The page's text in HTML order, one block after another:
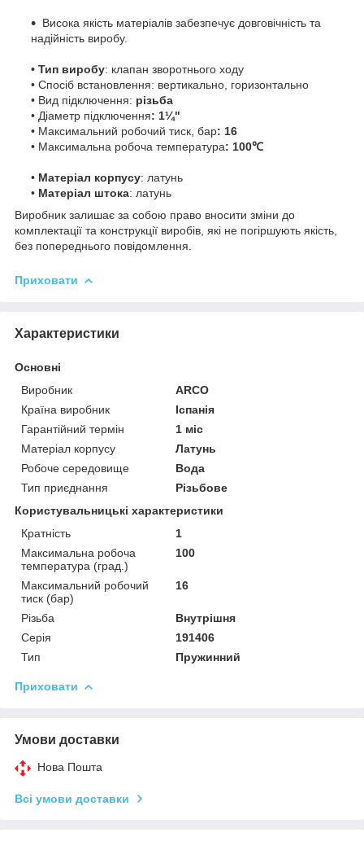
Висока якість матеріалів забезпечує довговічність та
надійність виробу.
• Тип виробу: клапан зворотнього ходу
• Спосіб встановлення: вертикально, горизонтально
• Вид підключення: різьба
• Діаметр підключення: 1¼"
• Максимальний робочий тиск, бар: 16
• Максимальна робоча температура: 100℃
• Матеріал корпусу: латунь
• Матеріал штока: латунь
Виробник залишає за собою право вносити зміни до
комплектації та конструкції виробів, які не погіршують якість,
без попереднього повідомлення.
Приховати
Характеристики
Основні
Виробник
ARCO
Країна виробник
Іспанія
Гарантійний термін
1 міс
Матеріал корпусу
Латунь
Робоче середовище
Вода
Тип приєднання
Різьбове
Користувальницькі характеристики
Кратність
1
Максимальна робоча
температура (град.)
100
Максимальний робочий
тиск (бар)
16
Різьба
Внутрішня
Серія
191406
Тип
Пружинний
Приховати
Умови доставки
Нова Пошта
Всі умови доставки